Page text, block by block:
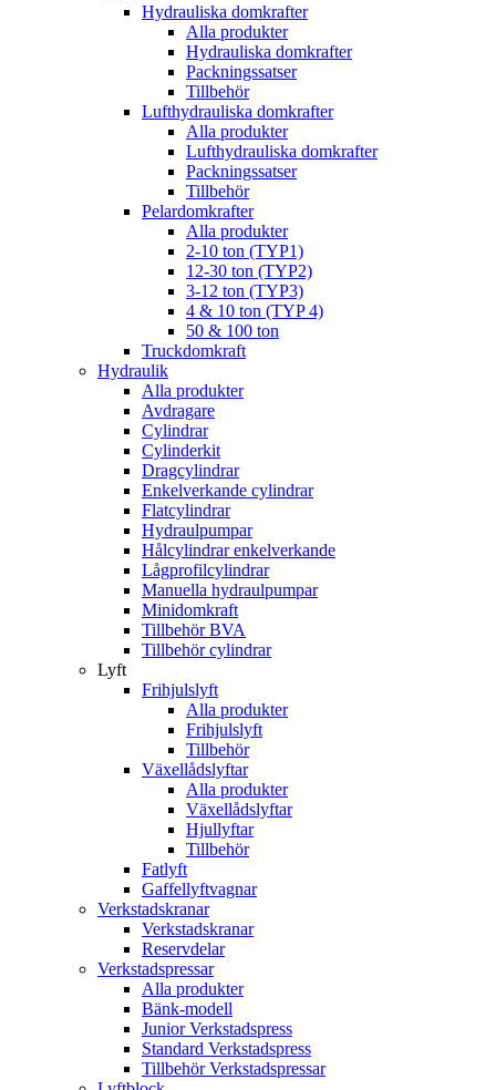
Hydrauliska domkrafter
Alla produkter
Hydrauliska domkrafter
Packningssatser
Tillbehör
Lufthydrauliska domkrafter
Alla produkter
Lufthydrauliska domkrafter
Packningssatser
Tillbehör
Pelardomkrafter
Alla produkter
2-10 ton (TYP1)
12-30 ton (TYP2)
3-12 ton (TYP3)
4 & 10 ton (TYP 4)
50 & 100 ton
Truckdomkraft
Hydraulik
Alla produkter
Avdragare
Cylindrar
Cylinderkit
Dragcylindrar
Enkelverkande cylindrar
Flatcylindrar
Hydraulpumpar
Hålcylindrar enkelverkande
Lågprofilcylindrar
Manuella hydraulpumpar
Minidomkraft
Tillbehör BVA
Tillbehör cylindrar
Lyft
Frihjulslyft
Alla produkter
Frihjulslyft
Tillbehör
Växellådslyftar
Alla produkter
Växellådslyftar
Hjullyftar
Tillbehör
Fatlyft
Gaffellyftvagnar
Verkstadskranar
Verkstadskranar
Reservdelar
Verkstadspressar
Alla produkter
Bänk-modell
Junior Verkstadspress
Standard Verkstadspress
Tillbehör Verkstadspressar